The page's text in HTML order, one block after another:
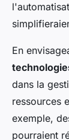
En
dans la
ressources
exemple,
pourraient